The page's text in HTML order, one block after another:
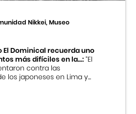
Nikkei, Museo
El Dominical recuerda uno
más difíciles en la...:“El
contra las
los japoneses en Lima y...